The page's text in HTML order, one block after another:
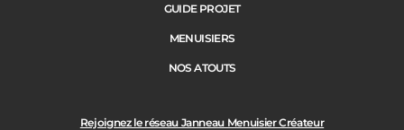
Rejoignez le réseau Janneau Menuisier Créateur
GUIDE PROJET
MENUISIERS
NOS ATOUTS